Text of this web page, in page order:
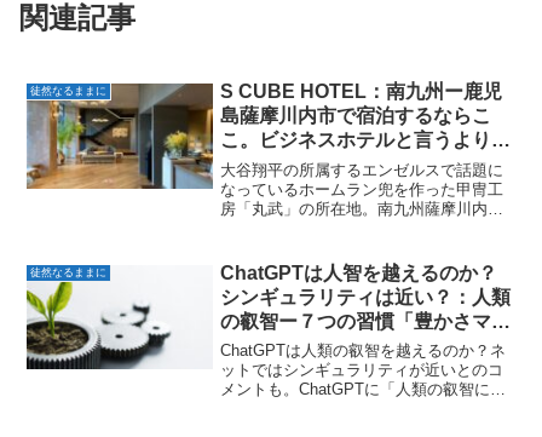
関連記事
徒然なるままに
S CUBE HOTEL：南九州ー鹿児
島薩摩川内市で宿泊するならこ
こ。ビジネスホテルと言うよりシ
ティホテル。そのクオリティは高
い
大谷翔平の所属するエンゼルスで話題に
なっているホームラン兜を作った甲冑工
房「丸武」の所在地。南九州薩摩川内市
ィホテルのレベル。S CUBE HOTEL by
...
徒然なるままに
ChatGPTは人智を越えるのか？
シンギュラリティは近い？：人類
の叡智ー７つの習慣「豊かさマイ
ンド」について訊いてみた。
ChatGPTは人類の叡智を越えるのか？ネ
ットではシンギュラリティが近いとのコ
メントも。ChatGPTに「人類の叡智につ